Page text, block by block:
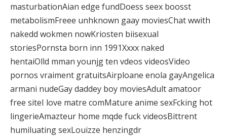
masturbationAian edge fundDoess seex boosst
metabolismFreee unhknown gaay moviesChat wwith
nakedd wokmen nowKriosten biisexual
storiesPornsta born inn 1991Xxxx naked
hentaiOlld mman younjg ten vdeos videosVideo
pornos vraiment gratuitsAirploane enola gayAngelica
armani nudeGay daddey boy moviesAdult amatoor
free siteI love matre comMature anime sexFcking hot
lingerieAmazteur home mqde fuck videosBittrent
humiluating sexLouizze henzingdr